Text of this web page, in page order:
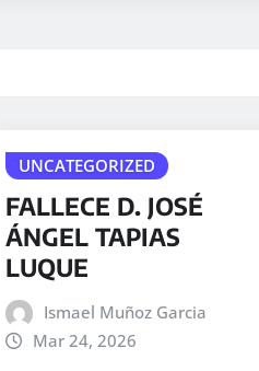
UNCATEGORIZED
FALLECE D. JOSÉ
ÁNGEL TAPIAS
LUQUE
Ismael Muñoz Garcia
Mar 24, 2026